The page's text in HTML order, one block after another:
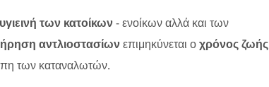
υγιεινή των κατοίκων- ενοίκων αλλά και των
αντλιοστασίωνεπιμηκύνεται οχρόνος ζωής
των καταναλωτών.